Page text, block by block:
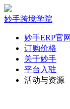
妙手跨境学院
妙手ERP官网
订购价格
关于妙手
平台入驻
活动与资源